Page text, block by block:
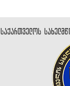
საქართველოს